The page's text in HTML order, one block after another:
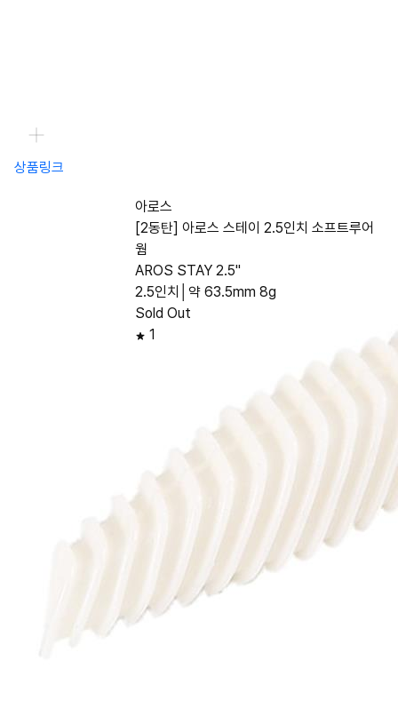
상품링크
아로스
[2동탄] 아로스 스테이 2.5인치 소프트루어
웜
AROS STAY 2.5"
2.5인치│약 63.5mm 8g
Sold Out
1